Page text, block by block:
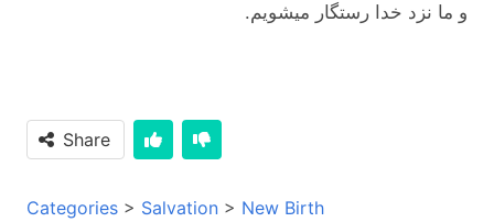
و ما نزد خدا رستگار میشویم.
Share
Categories > Salvation > New Birth